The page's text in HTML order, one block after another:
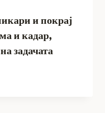
и покрај
и кадар,
задачата